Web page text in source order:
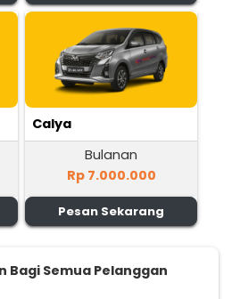
Calya
Bulanan
Rp 7.000.000
Pesan Sekarang
Bagi Semua Pelanggan